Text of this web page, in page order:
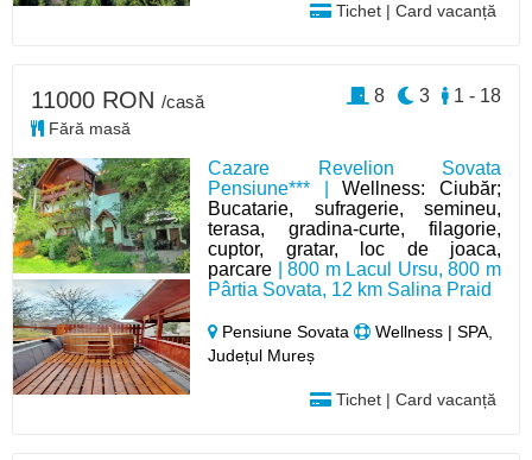
Tichet | Card vacanță
Cazare Revelion Sovata
Pensiune*** |Wellness: Ciubăr;
Bucatarie, sufragerie, semineu,
terasa, gradina-curte, filagorie,
cuptor, gratar, loc de joaca,
parcare | 800 m Lacul Ursu, 800 m
Pârtia Sovata, 12 km Salina Praid
Pensiune Sovata
Wellness | SPA,
Județul Mureș
Tichet | Card vacanță
11000 RON /casă
Fără masă
1 - 18
3
8